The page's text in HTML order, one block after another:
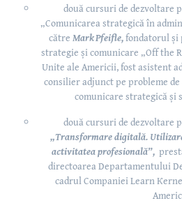
două cursuri de dezvoltare
„Comunicarea strategică în
către Mark Pfeifle,fondatorul și
strategie și comunicare „Off the
Unite ale Americii, fostasistent
consilier adjunct pe probleme
comunicare strategică și
două cursuri de dezvoltare
„Transformare digitală.
activitatea profesională”,
directoarea Dераrtаmеntului
cadrul Companiei Lеаrn